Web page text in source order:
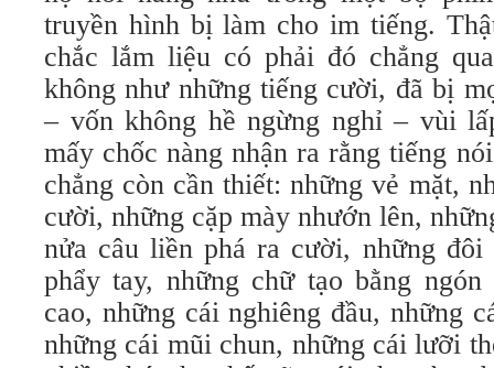
truyền hình bị làm cho im tiếng.
chắc lắm liệu có phải đó chẳng
không như những tiếng cười, đã bị
– vốn không hề ngừng nghỉ – vùi
mấy chốc nàng nhận ra rằng tiếng
chẳng còn cần thiết: những vẻ mặt,
cười, những cặp mày nhướn lên,
nửa câu liền phá ra cười, những
phẩy tay, những chữ tạo bằng
cao, những cái nghiêng đầu, những
những cái mũi chun, những cái lưỡi